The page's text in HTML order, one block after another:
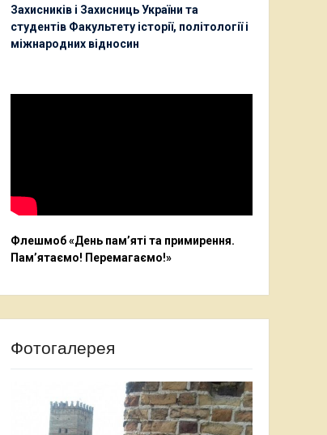
Захисників і Захисниць України та
студентів Факультету історії, політології і
міжнародних відносин
Флешмоб «День пам’яті та примирення.
Пам’ятаємо! Перемагаємо!»
Фотогалерея